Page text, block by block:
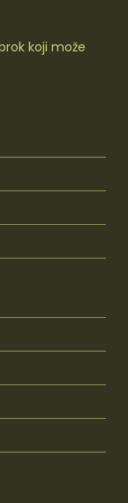
koji može